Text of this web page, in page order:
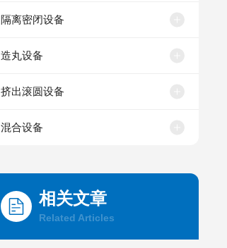
隔离密闭设备
造丸设备
挤出滚圆设备
混合设备
相关文章
Related Articles